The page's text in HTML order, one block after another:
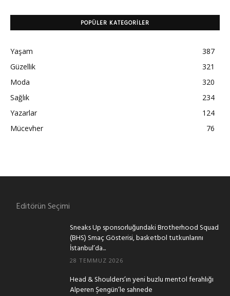
POPÜLER KATEGORILER
Yaşam
387
Güzellik
321
Moda
320
Sağlık
234
Yazarlar
124
Mücevher
76
Editörün Seçimi
Sneaks Up sponsorluğundaki Brotherhood Squad
(BHS) Smaç Gösterisi, basketbol tutkunlarını
İstanbul’da...
28 TEMMUZ 2026
Head & Shoulders’ın yeni buzlu mentol ferahlığı
Alperen Şengün’le sahnede